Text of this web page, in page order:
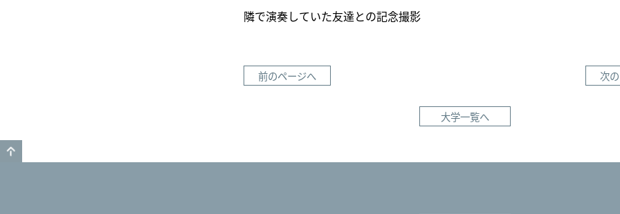
隣で演奏していた友達との記念撮影
前のページへ 次
大学一覧へ